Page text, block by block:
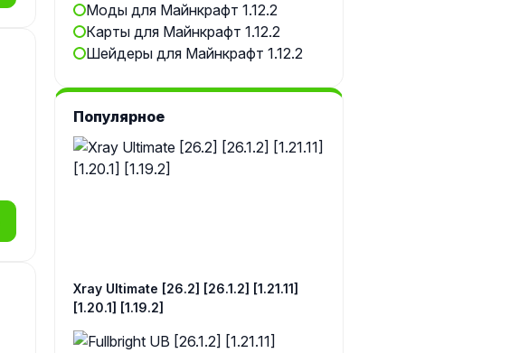
Моды для Майнкрафт 1.12.2
Карты для Майнкрафт 1.12.2
Шейдеры для Майнкрафт 1.12.2
Популярное
Xray Ultimate [26.2] [26.1.2] [1.21.11]
[1.20.1] [1.19.2]